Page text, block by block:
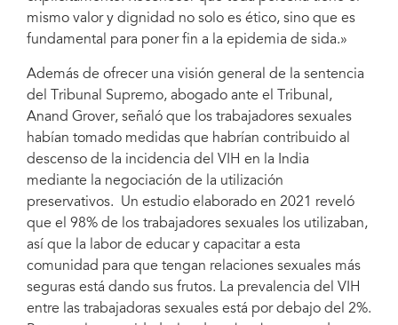
mismo valor y dignidad no solo es ético, sino que es
fundamental para poner fin a la epidemia de sida.»
Además de ofrecer una visión general de la sentencia
del Tribunal Supremo, abogado ante el Tribunal,
Anand Grover, señaló que los trabajadores sexuales
habían tomado medidas que habrían contribuido al
descenso de la incidencia del VIH en la India
mediante la negociación de la utilización
preservativos. Un estudio elaborado en 2021 reveló
que el 98% de los trabajadores sexuales los utilizaban,
así que la labor de educar y capacitar a esta
comunidad para que tengan relaciones sexuales más
seguras está dando sus frutos. La prevalencia del VIH
entre las trabajadoras sexuales está por debajo del 2%.